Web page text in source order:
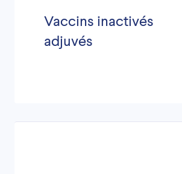
Vaccins inactivés
adjuvés